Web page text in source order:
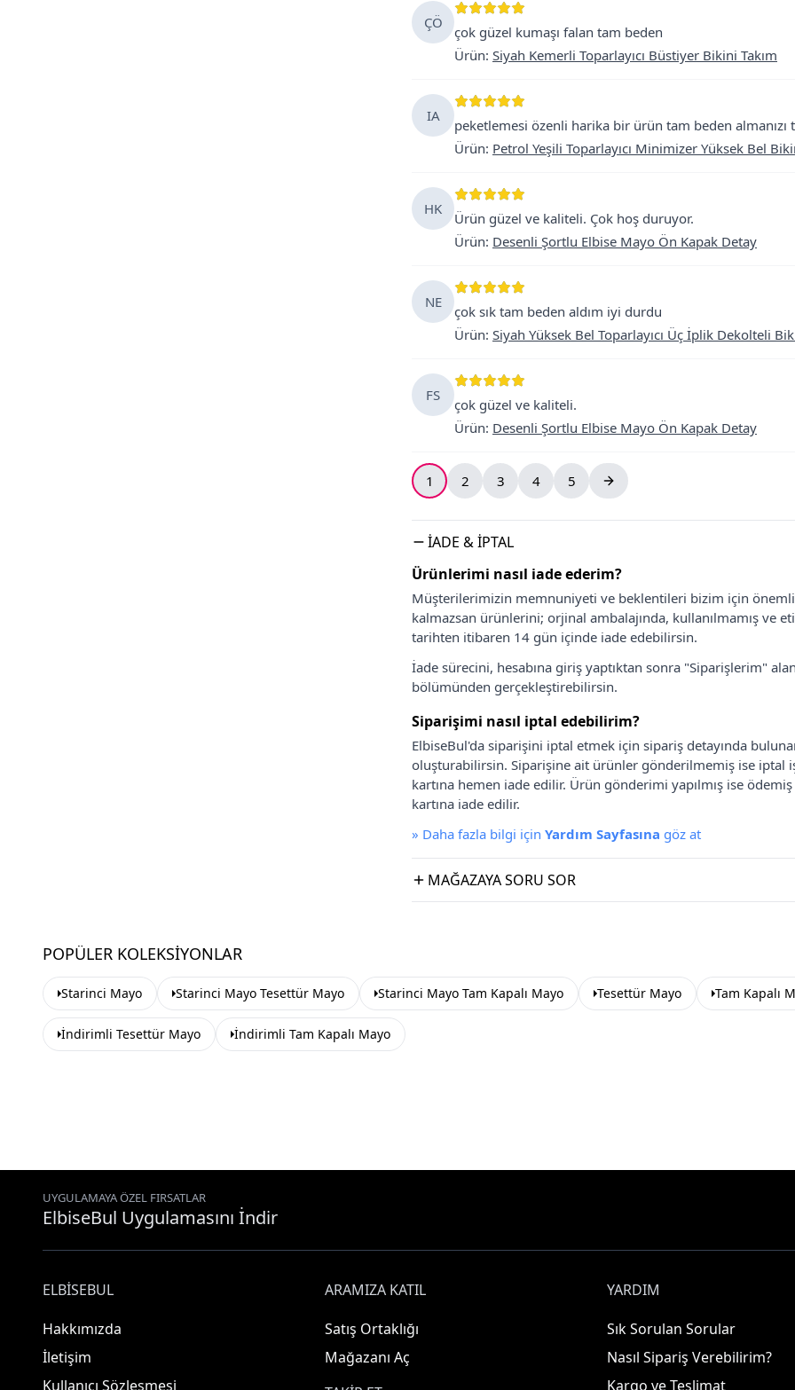
ÇÖ
çok güzel kumaşı falan tam beden
Ürün: Siyah Kemerli Toparlayıcı Büstiyer Bikini Takım
IA
peketlemesi özenli harika bir ürün tam beden
Ürün: Petrol Yeşili Toparlayıcı Minimizer Yüksek Bel
HK
Ürün güzel ve kaliteli. Çok hoş duruyor.
Ürün: Desenli Şortlu Elbise Mayo Ön Kapak Detay
NE
çok sık tam beden aldım iyi durdu
Ürün: Siyah Yüksek Bel Toparlayıcı Üç İplik Dekolteli
FS
çok güzel ve kaliteli.
Ürün: Desenli Şortlu Elbise Mayo Ön Kapak Detay
1 2 3 4 5
İADE & İPTAL
Ürünlerimi nasıl iade ederim?
Müşterilerimizin memnuniyeti ve beklentileri bizim için
kalmazsan ürünlerini; orjinal ambalajında, kullanılmamış ve
tarihten itibaren 14 gün içinde iade edebilirsin.
İade sürecini, hesabına giriş yaptıktan sonra "Siparişlerim"
bölümünden gerçekleştirebilirsin.
Siparişimi nasıl iptal edebilirim?
ElbiseBul'da siparişini iptal etmek için sipariş detayında
oluşturabilirsin. Siparişine ait ürünler gönderilmemiş ise iptal
kartına hemen iade edilir. Ürün gönderimi yapılmış ise
kartına iade edilir.
» Daha fazla bilgi için Yardım Sayfasına göz at
MAĞAZAYA SORU SOR
POPÜLER KOLEKSIYONLAR
Starinci Mayo Starinci Mayo Tesettür Mayo Starinci Mayo Tam Kapalı Mayo Tesettür Mayo Tam Kapalı
İndirimli Tesettür Mayo İndirimli Tam Kapalı Mayo
UYGULAMAYA ÖZEL FIRSATLAR
ElbiseBul Uygulamasını İndir
ELBISEBUL
Hakkımızda
İletişim
Kullanıcı Sözleşmesi
ARAMIZA KATIL
Satış Ortaklığı
Mağazanı Aç
YARDIM
Sık Sorulan Sorular
Nasıl Sipariş Verebilirim?
Kargo ve Teslimat